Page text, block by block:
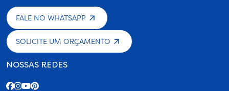
FALE NO WHATSAPP
SOLICITE UM ORÇAMENTO
NOSSAS REDES